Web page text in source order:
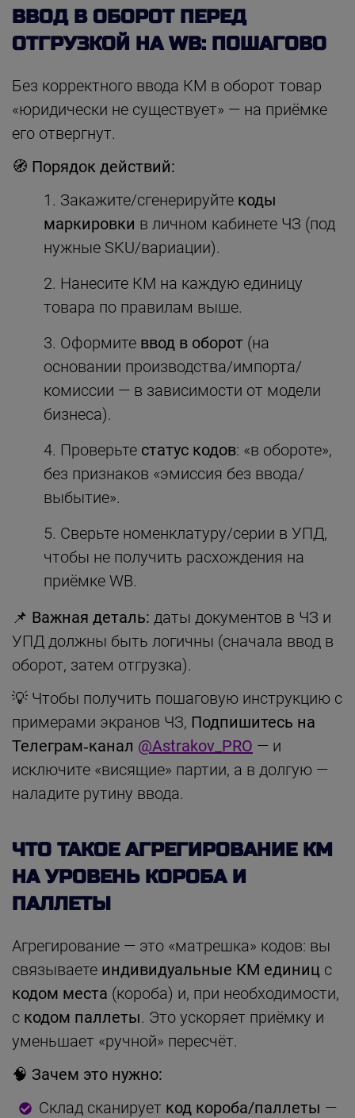
ВВОД В ОБОРОТ ПЕРЕД
ОТГРУЗКОЙ НА WB: ПОШАГОВО
Без корректного ввода КМ в оборот товар
«юридически не существует» — на приёмке
его отвергнут.
🧭 Порядок действий:
Закажите/сгенерируйте коды
маркировки в личном кабинете ЧЗ (под
нужные SKU/вариации).
Нанесите КМ на каждую единицу
товара по правилам выше.
Оформите ввод в оборот (на
основании производства/импорта/
комиссии — в зависимости от модели
бизнеса).
Проверьте статус кодов: «в обороте»,
без признаков «эмиссия без ввода/
выбытие».
Сверьте номенклатуру/серии в УПД,
чтобы не получить расхождения на
приёмке WB.
📌 Важная деталь: даты документов в ЧЗ и
УПД должны быть логичны (сначала ввод в
оборот, затем отгрузка).
💡 Чтобы получить пошаговую инструкцию с
примерами экранов ЧЗ, Подпишитесь на
Телеграм‑канал @Astrakov_PRO — и
исключите «висящие» партии, а в долгую —
наладите рутину ввода.
ЧТО ТАКОЕ АГРЕГИРОВАНИЕ КМ
НА УРОВЕНЬ КОРОБА И
ПАЛЛЕТЫ
Агрегирование — это «матрешка» кодов: вы
связываете индивидуальные КМ единиц с
кодом места (короба) и, при необходимости,
с кодом паллеты. Это ускоряет приёмку и
уменьшает «ручной» пересчёт.
🧠 Зачем это нужно:
Склад сканирует код короба/паллеты —